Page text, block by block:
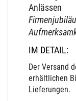
IM DETAIL:
Der Versand
erhältlichen
Lieferungen.